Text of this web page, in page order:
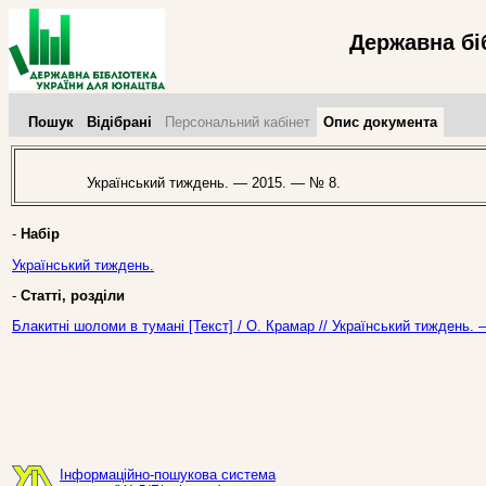
Державна
Пошук Відібрані Персональний кабінет Опис документа
Український тиждень. — 2015. — № 8.
- Набір
Український тиждень.
- Статті, розділи
Блакитні шоломи в тумані [Текст] / О. Крамар // Український
Інформаційно-пошукова система